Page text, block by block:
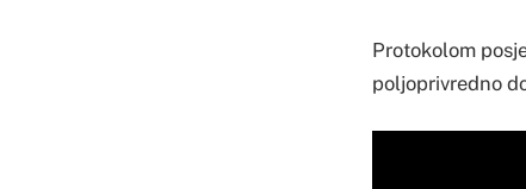
Protokolom
poljoprivredno